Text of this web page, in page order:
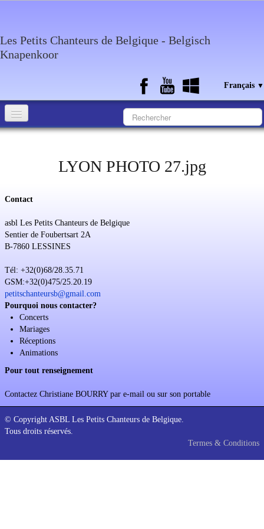
Les Petits Chanteurs de Belgique - Belgisch
Knapenkoor
Français ▼
Qui sommes-nous?
Discographie
Soutien
Sponsoring
Événements
LYON PHOTO 27.jpg
Contact
asbl Les Petits Chanteurs de Belgique
Sentier de Foubertsart 2A
B-7860 LESSINES
Tél: +32(0)68/28.35.71
GSM:+32(0)475/25.20.19
petitschanteursb@gmail.com
Pourquoi nous contacter?
Concerts
Mariages
Réceptions
Animations
Pour tout renseignement
Contactez Christiane BOURRY par e-mail ou sur son portable
© Copyright ASBL Les Petits Chanteurs de Belgique.
Tous droits réservés.
Termes & Conditions